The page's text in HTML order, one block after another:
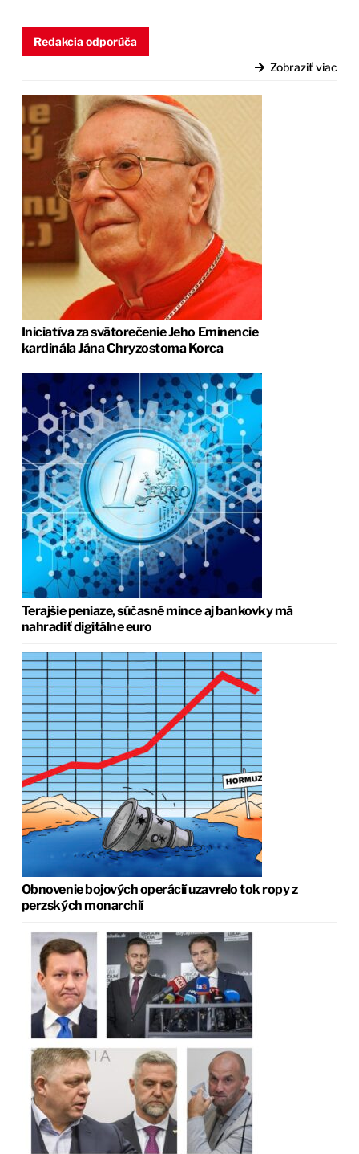
Redakcia odporúča
Zobraziť viac
Iniciatíva za svätorečenie Jeho Eminencie
kardinála Jána Chryzostoma Korca
Terajšie peniaze, súčasné mince aj bankovky má
nahradiť digitálne euro
Obnovenie bojových operácií uzavrelo tok ropy z
perzských monarchií